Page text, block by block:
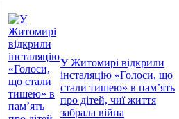
У Житомирі відкрили
інсталяцію «Голоси, що
стали тишею» в пам’ять
про дітей, чиї життя
забрала війна